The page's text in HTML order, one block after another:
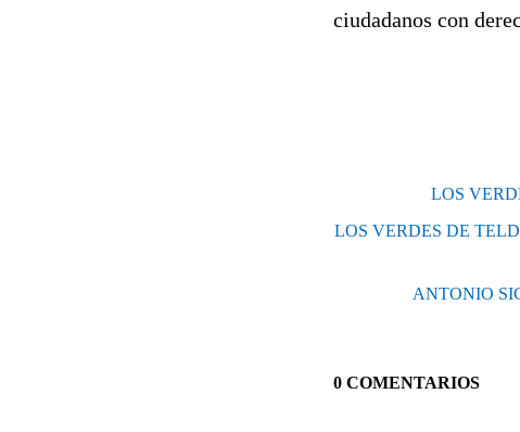
ciudadanos con
LOS
LOS VERDES DE
ANTONIO
0 COMENTARIOS